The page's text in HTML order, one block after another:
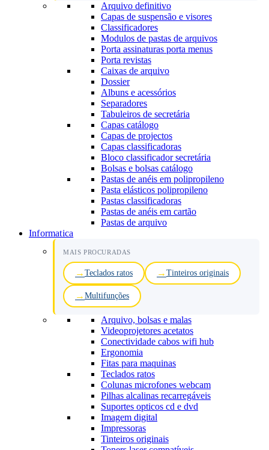
Arquivo definitivo
Capas de suspensão e visores
Classificadores
Modulos de pastas de arquivos
Porta assinaturas porta menus
Porta revistas
Caixas de arquivo
Dossier
Albuns e acessórios
Separadores
Tabuleiros de secretária
Capas catálogo
Capas de projectos
Capas classificadoras
Bloco classificador secretária
Bolsas e bolsas catálogo
Pastas de anéis em polipropileno
Pasta elásticos polipropileno
Pastas classificadoras
Pastas de anéis em cartão
Pastas de arquivo
Informatica
MAIS PROCURADAS
Teclados ratos Tinteiros originais
Multifunções
Arquivo, bolsas e malas
Videoprojetores acetatos
Conectividade cabos wifi hub
Ergonomia
Fitas para maquinas
Teclados ratos
Colunas microfones webcam
Pilhas alcalinas recarregáveis
Suportes opticos cd e dvd
Imagem digital
Impressoras
Tinteiros originais